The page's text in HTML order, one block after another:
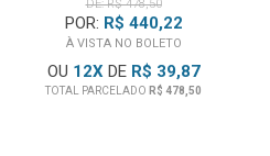
Seu Case de carregamento
completamente os
Recarregue facilmente durante
DE: R$ 478,50
POR: R$ 440,22
À VISTA NO BOLETO
OU 12XDE R$ 39,87
TOTAL PARCELADO R$ 478,50